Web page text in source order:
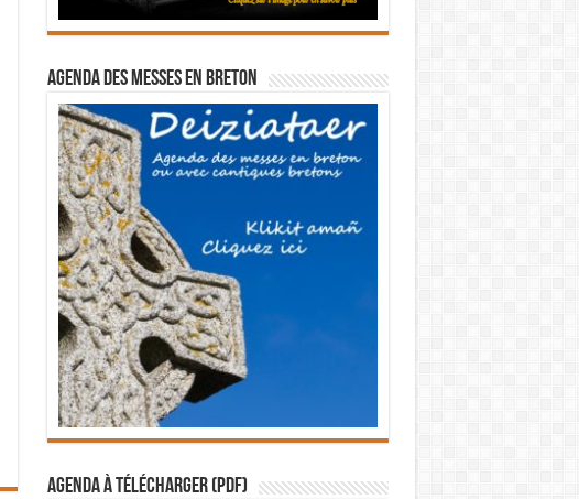
Agenda des messes en breton
Agenda à télécharger (PDF)